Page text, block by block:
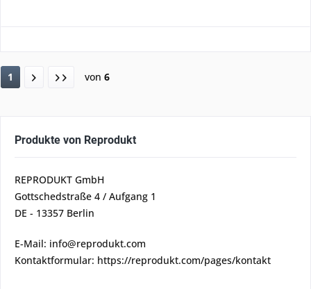
1 von 6
Produkte von Reprodukt
REPRODUKT GmbH
Gottschedstraße 4 / Aufgang 1
DE - 13357 Berlin
E-Mail: info@reprodukt.com
Kontaktformular: https://reprodukt.com/pages/kontakt